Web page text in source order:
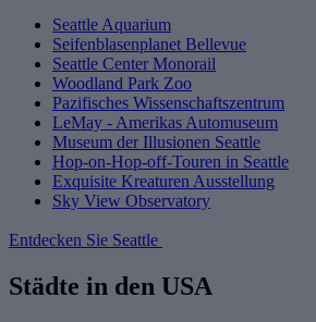
Seattle Aquarium
Seifenblasenplanet Bellevue
Seattle Center Monorail
Woodland Park Zoo
Pazifisches Wissenschaftszentrum
LeMay - Amerikas Automuseum
Museum der Illusionen Seattle
Hop-on-Hop-off-Touren in Seattle
Exquisite Kreaturen Ausstellung
Sky View Observatory
Entdecken Sie Seattle
Städte in den USA